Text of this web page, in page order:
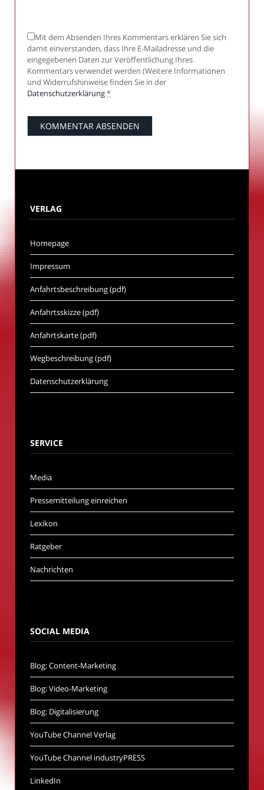
Mit dem Absenden Ihres Kommentars erklären Sie sich
damit einverstanden, dass Ihre E-Mailadresse und die
eingegebenen Daten zur Veröffentlichung Ihres
Kommentars verwendet werden (Weitere Informationen
und Widerrufshinweise finden Sie in der
Datenschutzerklärung*
VERLAG
Homepage
Impressum
Anfahrtsbeschreibung (pdf)
Anfahrtsskizze (pdf)
Anfahrtskarte (pdf)
Wegbeschreibung (pdf)
Datenschutzerklärung
SERVICE
Media
Pressemitteilung einreichen
Lexikon
Ratgeber
Nachrichten
SOCIAL MEDIA
Blog: Content-Marketing
Blog: Video-Marketing
Blog: Digitalisierung
YouTube Channel Verlag
YouTube Channel industryPRESS
LinkedIn